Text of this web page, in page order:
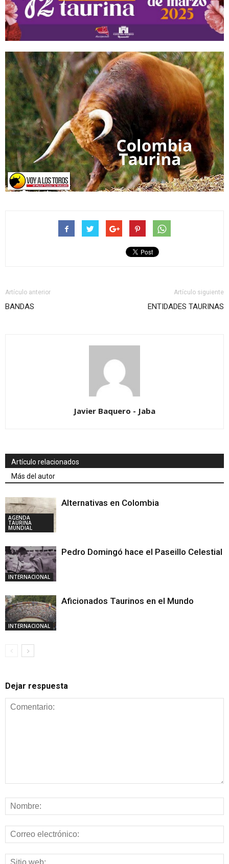
Artículo anterior
BANDAS
Artículo siguiente
ENTIDADES TAURINAS
Javier Baquero - Jaba
Artículo relacionados
Más del autor
AGENDA
TAURINA
MUNDIAL
Alternativas en Colombia
INTERNACIONAL
Pedro Domingó hace el Paseillo Celestial
INTERNACIONAL
Aficionados Taurinos en el Mundo
Dejar respuesta